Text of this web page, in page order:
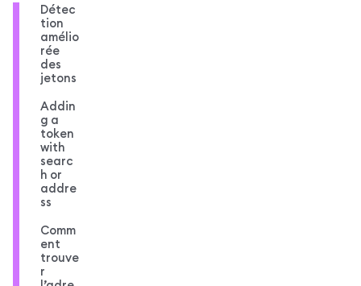
Détec
tion
amélio
rée
des
jetons
Addin
g a
token
with
searc
h or
addre
ss
Comm
ent
trouve
r